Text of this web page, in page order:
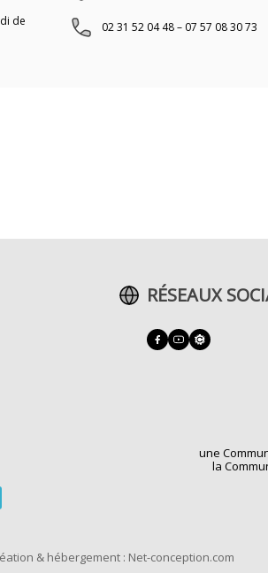
de
02 31 52 04 48 – 07 57 08 30 73
RÉSEAUX
une
la
& hébergement : Net-conception.com